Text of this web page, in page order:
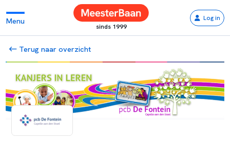
Menu
sinds 1999
Log in
Terug naar overzicht